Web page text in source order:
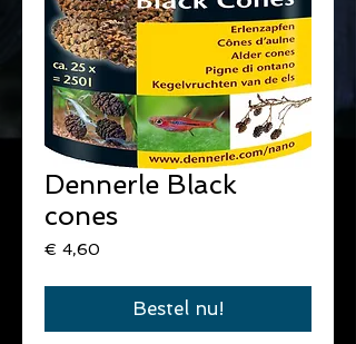
Dennerle Black
cones
€ 4,60
Bestel nu!